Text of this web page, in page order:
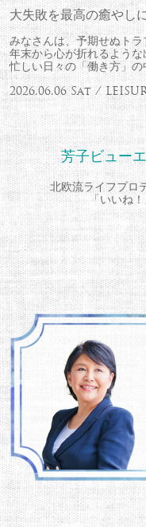
大失敗を最高の癒やし
みなさんは、予期せぬト
年末から心が折れるよう
忙しい日々の「働き方」
2026.06.06 Sat /
芳子ビュー
北欧流ライフプロ
「いいね